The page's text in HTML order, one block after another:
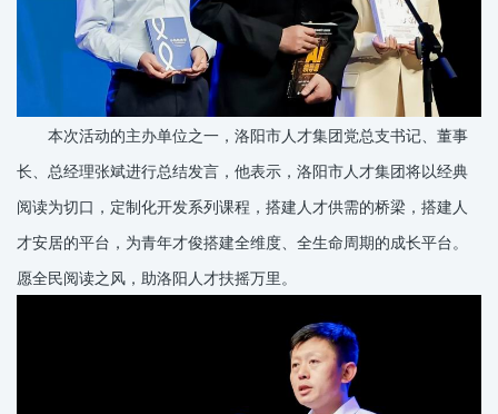
本次活动的主办单位之一，洛阳市人才集团党总支书记、董事
长、总经理张斌进行总结发言，他表示，洛阳市人才集团将以经典
阅读为切口，定制化开发系列课程，搭建人才供需的桥梁，搭建人
才安居的平台，为青年才俊搭建全维度、全生命周期的成长平台。
愿全民阅读之风，助洛阳人才扶摇万里。